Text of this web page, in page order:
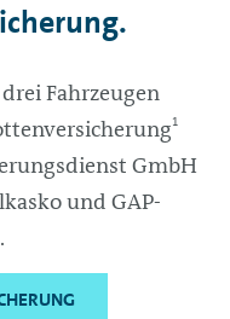
Fahrzeugen
1
GmbH
und GAP-